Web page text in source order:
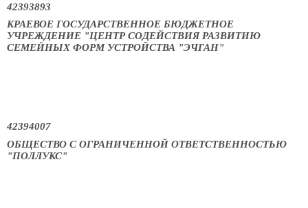
42393893
КРАЕВОЕ ГОСУДАРСТВЕННОЕ БЮДЖЕТНОЕ
УЧРЕЖДЕНИЕ "ЦЕНТР СОДЕЙСТВИЯ РАЗВИТИЮ
СЕМЕЙНЫХ ФОРМ УСТРОЙСТВА "ЭЧГАН"
42394007
ОБЩЕСТВО С ОГРАНИЧЕННОЙ ОТВЕТСТВЕННОСТЬЮ
"ПОЛЛУКС"